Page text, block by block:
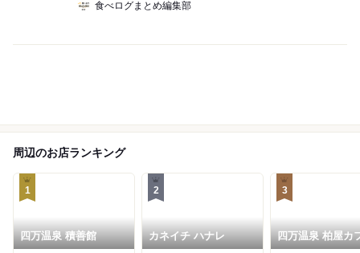
食べログまとめ編集部
周辺のお店ランキング
1
四万温泉 積善館
2
カネイチ ハナレ
3
四万温泉 柏屋カ